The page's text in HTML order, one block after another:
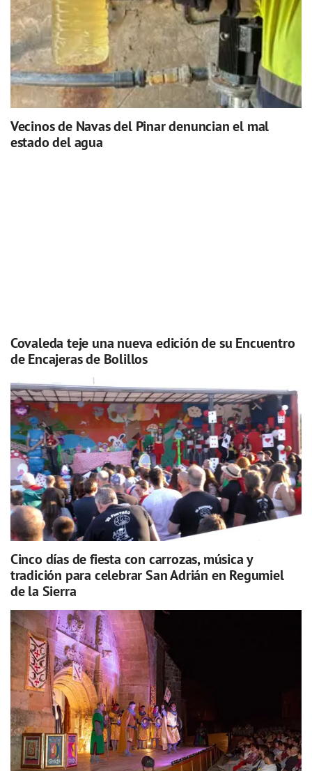
Vecinos de Navas del Pinar denuncian el mal
estado del agua
Covaleda teje una nueva edición de su Encuentro
de Encajeras de Bolillos
Cinco días de fiesta con carrozas, música y
tradición para celebrar San Adrián en Regumiel
de la Sierra